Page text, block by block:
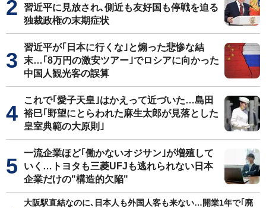
習近平に見放され､側近も友好国も停戦を迫る
独裁政権の末期症状
習近平が｢日本に行くな｣と煽った悲惨な結
末…｢8万円の激安ツアー｣でロシアに向かった
中国人観光客の誤算
これで｢愛子天皇｣はかえって近づいた…島田
裕巳｢野望にとらわれた麻生太郎が見落とした
皇室典範の大原則｣
一流企業ほど｢働かないオジサン｣が増殖して
いく…トヨタも三菱UFJも逃れられない日本
企業だけの"構造的欠陥"
大阪駅直結なのに､日本人も外国人客も来ない…開業1年で｢廃